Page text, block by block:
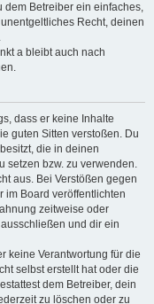
dem Betreiber ein einfaches,
Recht, deinen
a bleibt auch nach
dass er keine Inhalte
guten Sitten verstoßen. Du
die in deinen
setzen bzw. zu verwenden.
aus. Bei Verstößen gegen
Board veröffentlichten
zeitweise oder
und dir ein
keine Verantwortung für die
selbst erstellt hat oder die
dem Betreiber, dein
zu löschen oder zu